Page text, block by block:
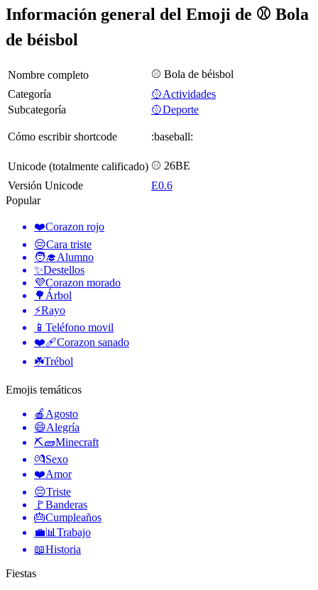
Información general del Emoji de ⚾ Bola
de béisbol
Nombre completo
⚾ Bola de béisbol
Categoría
🥎Actividades
Subcategoría
🥎Deporte
Cómo escribir shortcode :baseball:
Unicode (totalmente calificado) ⚾ 26BE
Versión Unicode
E0.6
Popular
❤️Corazon rojo
😔Cara triste
🧑‍🎓Alumno
✨Destellos
💜Corazon morado
🌳 Árbol
⚡Rayo
📱 Teléfono movil
❤️‍🩹Corazon sanado
☘️Trébol
Emojis temáticos
🍎 Agosto
😄Alegría
⛏🧱Minecraft
💏Sexo
❤️Amor
😔Triste
🚩Banderas
🎂Cumpleaños
💼📊 Trabajo
📖Historia
Fiestas